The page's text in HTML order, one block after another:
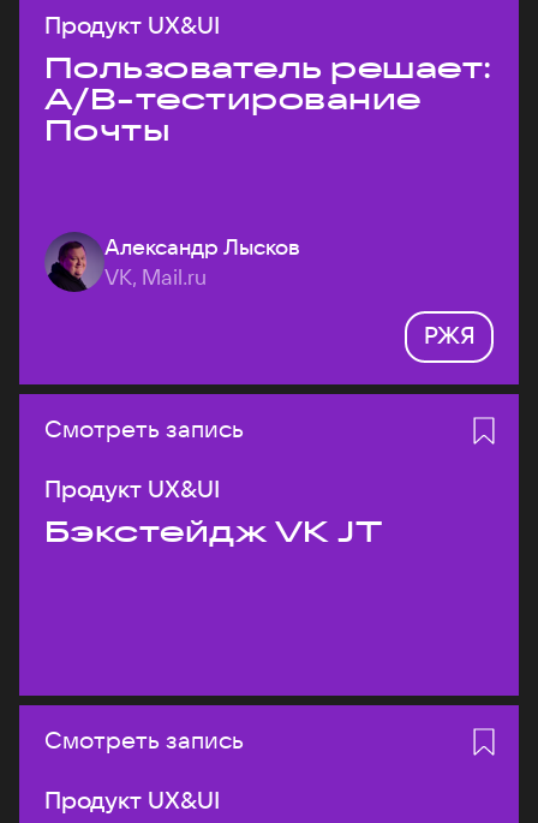
Продукт UX&UI
Пользователь решает:
A/B-тестирование
Почты
Александр Лысков
VK, Mail.ru
РЖЯ
Смотреть запись
Продукт UX&UI
Бэкстейдж VK JT
Смотреть запись
Продукт UX&UI